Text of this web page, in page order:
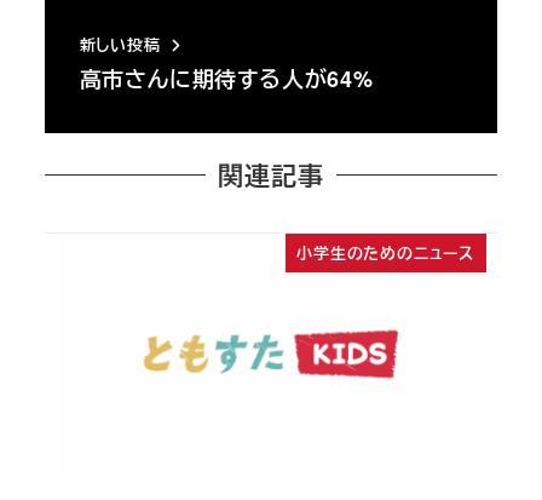
新しい投稿
高市さんに期待する人が64%
関連記事
小学生のためのニュース